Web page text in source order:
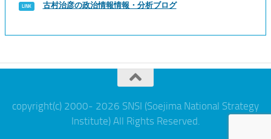
古村治彦の政治情報情報・分析ブログ
copyright(c) 2000- 2026 SNSI (Soejima National Strategy
Institute) All Rights Reserved.